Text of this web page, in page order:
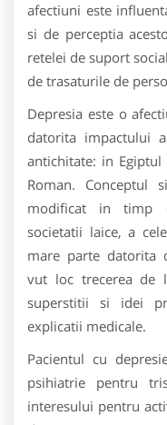
afectiuni este
si de perceptia
retelei de suport
de trasaturile de
Depresia este o
datorita impactului
antichitate: in
Roman. Conceptul
modificat in timp
societatii laice, a
mare parte datorita
vut loc trecerea de
superstitii si idei
explicatii medicale.
Pacientul cu
psihiatrie pentru
interesului pentru